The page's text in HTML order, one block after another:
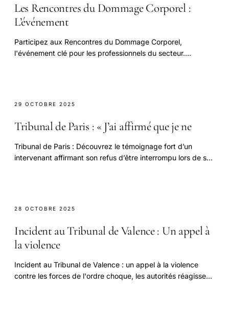
Les Rencontres du Dommage Corporel :
L’événement
Participez aux Rencontres du Dommage Corporel,
l'événement clé pour les professionnels du secteur.
29 OCTOBRE 2025
Tribunal de Paris : « J’ai affirmé que je ne
Tribunal de Paris : Découvrez le témoignage fort d’un
intervenant affirmant son refus d’être interrompu lors de son
28 OCTOBRE 2025
Incident au Tribunal de Valence : Un appel à
la violence
Incident au Tribunal de Valence : un appel à la violence
contre les forces de l'ordre choque, les autorités réagissent